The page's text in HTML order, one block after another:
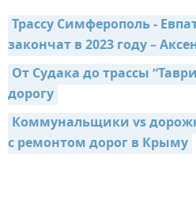
Трассу Симферополь -
закончат в 2023 году –
От Судака до трассы
дорогу
Коммунальщики vs
с ремонтом дорог в Крыму